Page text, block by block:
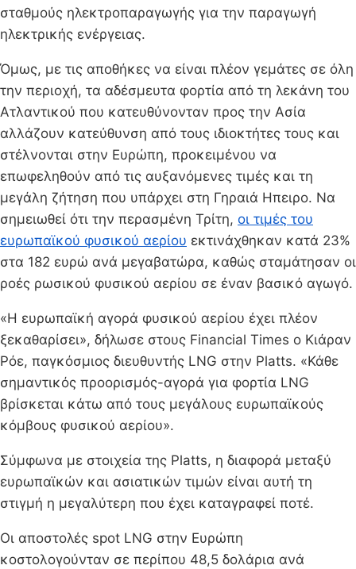
σταθμούς ηλεκτροπαραγωγής για την παραγωγή
ηλεκτρικής ενέργειας.
Όμως, με τις αποθήκες να είναι πλέον γεμάτες σε όλη
την περιοχή, τα αδέσμευτα φορτία από τη λεκάνη του
Ατλαντικού που κατευθύνονταν προς την Ασία
αλλάζουν κατεύθυνση από τους ιδιοκτήτες τους και
στέλνονται στην Ευρώπη, προκειμένου να
επωφεληθούν από τις αυξανόμενες τιμές και τη
μεγάλη ζήτηση που υπάρχει στη Γηραιά Ηπειρο. Να
σημειωθεί ότι την περασμένη Τρίτη, οι τιμές του
ευρωπαϊκού φυσικού αερίου εκτινάχθηκαν κατά 23%
στα 182 ευρώ ανά μεγαβατώρα, καθώς σταμάτησαν οι
ροές ρωσικού φυσικού αερίου σε έναν βασικό αγωγό.
«Η ευρωπαϊκή αγορά φυσικού αερίου έχει πλέον
ξεκαθαρίσει», δήλωσε στους Financial Times ο Κιάραν
Ρόε, παγκόσμιος διευθυντής LNG στην Platts. «Κάθε
σημαντικός προορισμός-αγορά για φορτία LNG
βρίσκεται κάτω από τους μεγάλους ευρωπαϊκούς
κόμβους φυσικού αερίου».
Σύμφωνα με στοιχεία της Platts, η διαφορά μεταξύ
ευρωπαϊκών και ασιατικών τιμών είναι αυτή τη
στιγμή η μεγαλύτερη που έχει καταγραφεί ποτέ.
Οι αποστολές spot LNG στην Ευρώπη
κοστολογούνταν σε περίπου 48,5 δολάρια ανά